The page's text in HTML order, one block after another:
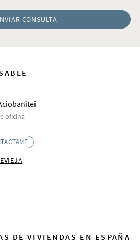
CONSULTA
oficina
DE VIVIENDAS EN ESPAÑA